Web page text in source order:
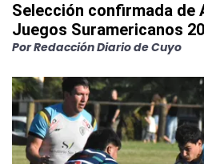
Selección confirmada de
Juegos Suramericanos
PorRedacción Diario de Cuyo